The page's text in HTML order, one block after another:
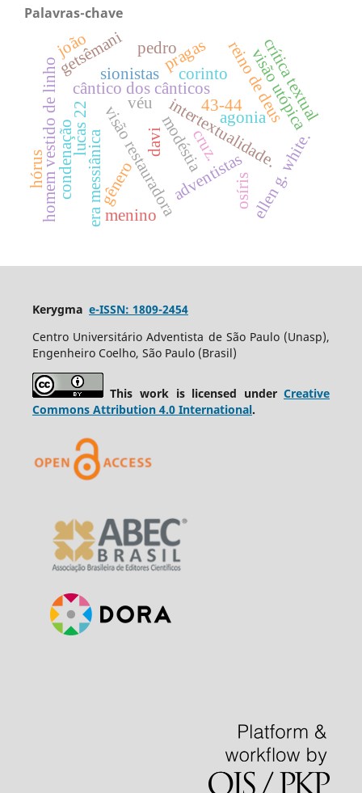
Palavras-chave
cântico dos cânticos
43-44
davi intertextualidade.
reino de deus
visão restauradora
visão utópica
era messiânica
sionistas
adventistas
corinto
véu
gênero
modéstia
pragas
lucas 22
crítica textual
condenação ellen g. white.
pedro
homem vestido de linho
getsêmani
hórus
osíris
agonia
cruz.
menino
joão
Kerygma e-ISSN: 1809-2454
Centro Universitário Adventista de São Paulo (Unasp),
Engenheiro Coelho, São Paulo (Brasil)
This work is licensed underCreative
Commons Attribution 4.0 International.